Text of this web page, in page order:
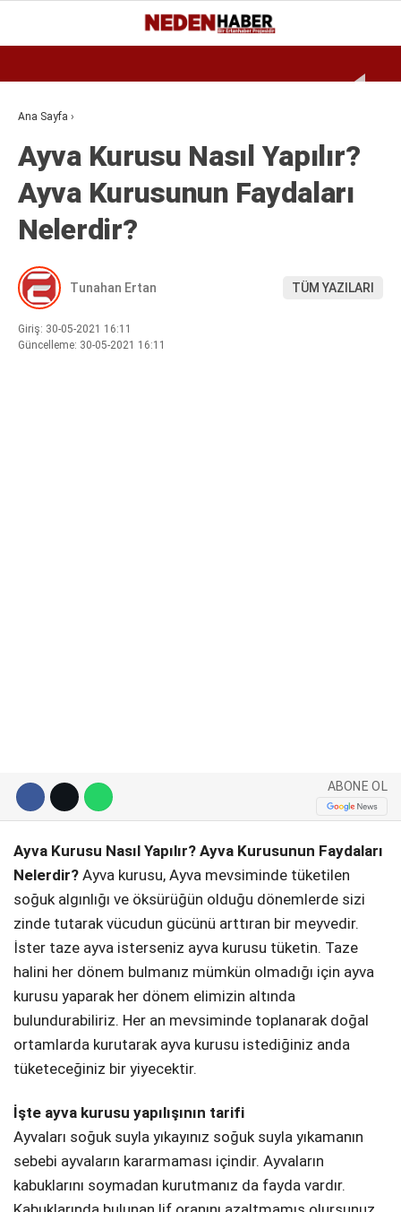
20.8
BURSA
EKONOMI
BIYOGRAFI
DÜNYA
MAGAZIN
SIYASET
Ana Sayfa ›
Ayva Kurusu Nasıl Yapılır?
Ayva Kurusunun Faydaları
Nelerdir?
Tunahan Ertan TÜM YAZILARI
Giriş: 30-05-2021 16:11
Güncelleme: 30-05-2021 16:11
ABONE OL
Ayva Kurusu Nasıl Yapılır? Ayva Kurusunun Faydaları
Nelerdir? Ayva kurusu, Ayva mevsiminde tüketilen
soğuk algınlığı ve öksürüğün olduğu dönemlerde sizi
zinde tutarak vücudun gücünü arttıran bir meyvedir.
İster taze ayva isterseniz ayva kurusu tüketin. Taze
halini her dönem bulmanız mümkün olmadığı için ayva
kurusu yaparak her dönem elimizin altında
bulundurabiliriz. Her an mevsiminde toplanarak doğal
ortamlarda kurutarak ayva kurusu istediğiniz anda
tüketeceğiniz bir yiyecektir.
İşte ayva kurusu yapılışının tarifi
Ayvaları soğuk suyla yıkayınız soğuk suyla yıkamanın
sebebi ayvaların kararmaması içindir. Ayvaların
kabuklarını soymadan kurutmanız da fayda vardır.